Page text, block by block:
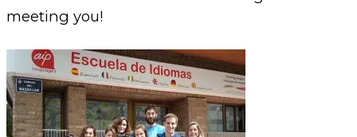
meeting you!